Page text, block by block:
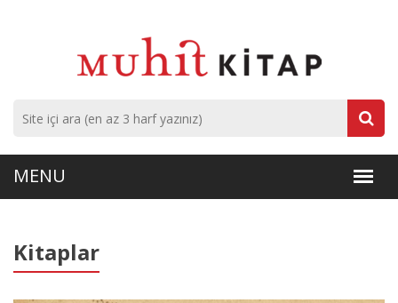
Kitaplar